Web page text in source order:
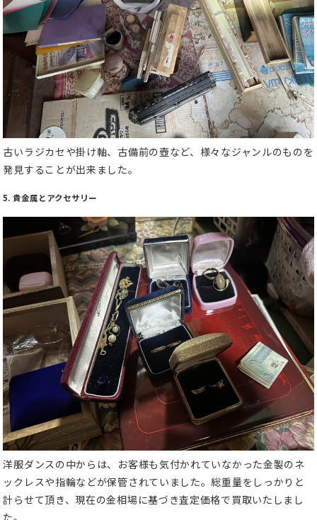
古いラジカセや掛け軸、古備前の壺など、様々なジャンルのものを
発見することが出来ました。
5. 貴金属とアクセサリー
洋服ダンスの中からは、お客様も気付かれていなかった金製のネ
ックレスや指輪などが保管されていました。総重量をしっかりと
計らせて頂き、現在の金相場に基づき査定価格で買取いたしまし
た。